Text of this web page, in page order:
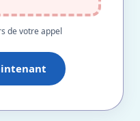
de votre appel